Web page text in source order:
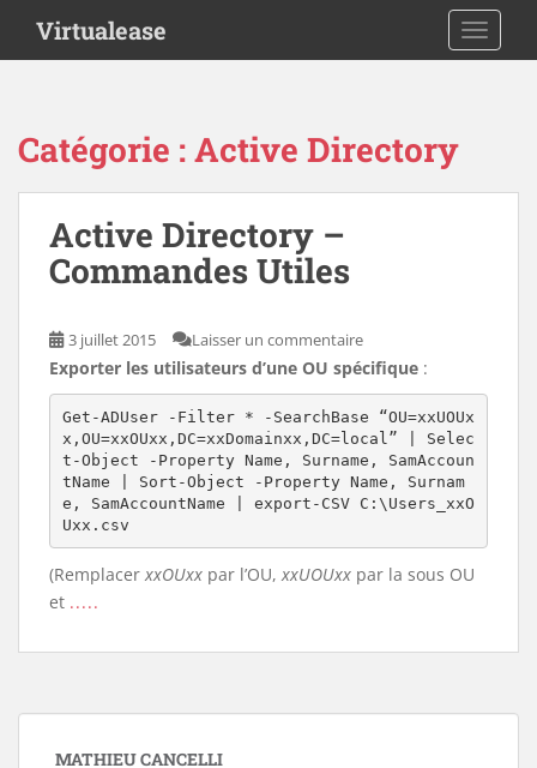
i
Virtualease
Catégorie :Active Directory
Active Directory –
Commandes Utiles
3 juillet 2015 Laisser un commentaire
Exporter les utilisateurs d’une OU spécifique :
Get-ADUser -Filter * -SearchBase “OU=xxUOUx
x,OU=xxOUxx,DC=xxDomainxx,DC=local” | Selec
t-Object -Property Name, Surname, SamAccoun
tName | Sort-Object -Property Name, Surnam
e, SamAccountName | export-CSV C:\Users_xxO
Uxx.csv
(RemplacerxxOUxx par l’OU,xxUOUxx par la sous OU
et .....
MATHIEU CANCELLI